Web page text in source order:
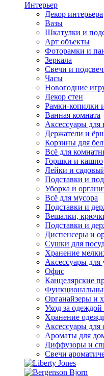
Интерьер
Декор интерьера
Вазы
Шкатулки и
Арт объекты
Фоторамки и
Зеркала
Свечи и
Часы
Новогодние
Декор стен
Рамки-копилки
Ванная комната
Аксессуары для
Держатели и
Корзины для
Всё для
Горшки и кашпо
Лейки и
Подставки и
Уборка и
Всё для мусора
Подставки и
Вешалки,
Подставки и
Диспенсеры и
Сушки для
Хранение
Аксессуары для
Офис
Канцелярские
Органайзеры и
Уход за
Хранение
Аксессуары для
Ароматы для
Диффузоры и
Свечи